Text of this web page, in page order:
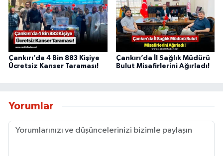
Çankırı’da 4 Bin 883 Kişiye
Ücretsiz Kanser Taraması!
Çankırı’da İl Sağlık Müdürü
Bulut Misafirlerini Ağırladı!
Yorumlar